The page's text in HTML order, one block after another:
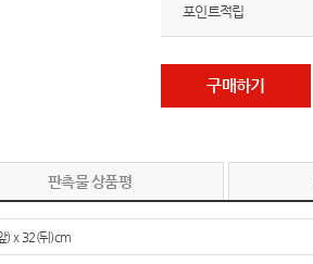
포인트적립
구매하기
판촉물 상품평
) x 32(뒤)cm